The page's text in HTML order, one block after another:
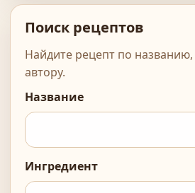
Поиск рецептов
Найдите рецепт по
автору.
Название
Ингредиент